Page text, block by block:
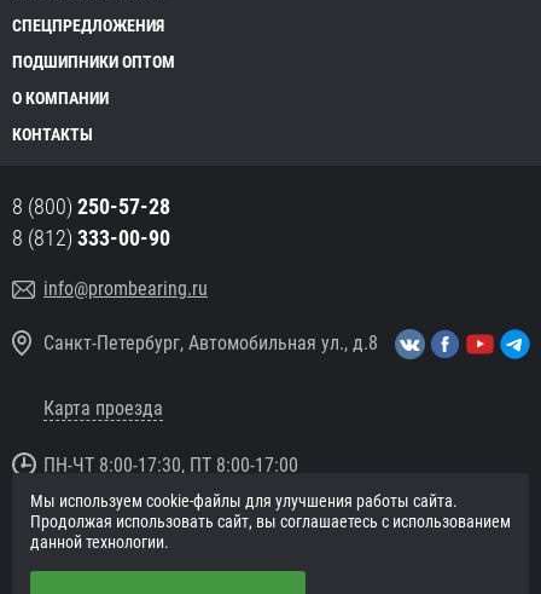
СПЕЦПРЕДЛОЖЕНИЯ
ПОДШИПНИКИ ОПТОМ
О КОМПАНИИ
КОНТАКТЫ
8 (800) 250-57-28
8 (812) 333-00-90
info@prombearing.ru
Санкт-Петербург, Автомобильная ул., д.8
Карта проезда
ПН-ЧТ 8:00-17:30, ПТ 8:00-17:00
© 2016 «PromBearing.ru»
Подшипники оптом и в розницу.
Мы используем cookie-файлы для улучшения работы сайта.
Продолжая использовать сайт, вы соглашаетесь с использованием
данной технологии.